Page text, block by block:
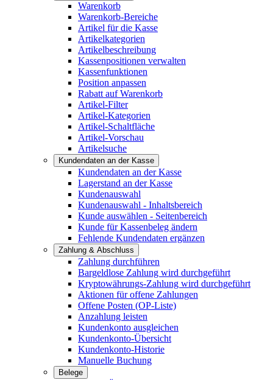
Warenkorb
Warenkorb-Bereiche
Artikel für die Kasse
Artikelkategorien
Artikelbeschreibung
Kassenpositionen verwalten
Kassenfunktionen
Position anpassen
Rabatt auf Warenkorb
Artikel-Filter
Artikel-Kategorien
Artikel-Schaltfläche
Artikel-Vorschau
Artikelsuche
Kundendaten an der Kasse
Kundendaten an der Kasse
Lagerstand an der Kasse
Kundenauswahl
Kundenauswahl - Inhaltsbereich
Kunde auswählen - Seitenbereich
Kunde für Kassenbeleg ändern
Fehlende Kundendaten ergänzen
Zahlung & Abschluss
Zahlung durchführen
Bargeldlose Zahlung wird durchgeführt
Kryptowährungs-Zahlung wird durchgeführt
Aktionen für offene Zahlungen
Offene Posten (OP-Liste)
Anzahlung leisten
Kundenkonto ausgleichen
Kundenkonto-Übersicht
Kundenkonto-Historie
Manuelle Buchung
Belege